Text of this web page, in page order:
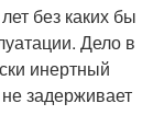
без каких бы
Дело в
инертный
задерживает